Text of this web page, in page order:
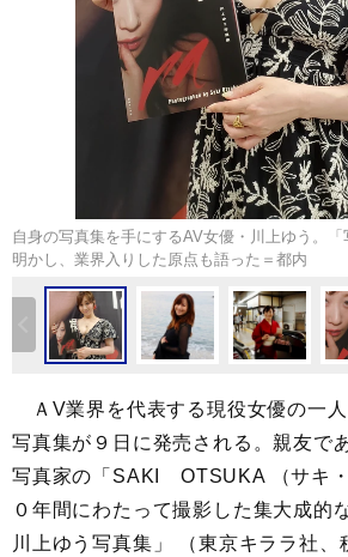
自身の写真集を手にするAV女優・川上ゆう。
明かし、業界入りした原点も語った＝都内
ＡV業界を代表する現役女優の一
写真集が９日に発売される。親友で
写真家の「SAKI OTSUKA （サキ・
０年間にわたって撮影した集大成的
川上ゆう写真集」 （東京キララ社、